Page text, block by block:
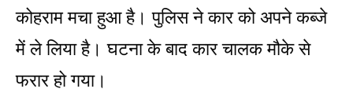
कोहराम मचा हुआ है। पुलिस ने कार को अपने कब्जे
में ले लिया है। घटना के बाद कार चालक मौके से
फरार हो गया।